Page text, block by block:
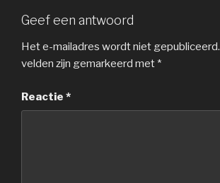
Geef een antwoord
Het e-mailadres wordt niet gepubliceerd.
velden zijn gemarkeerd met *
Reactie *